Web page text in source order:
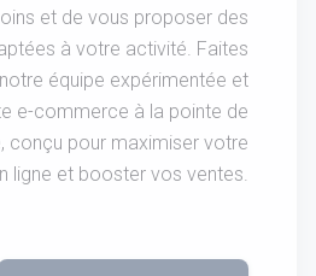
et de vous proposer des
à votre activité. Faites
équipe expérimentée et
e-commerce à la pointe de
conçu pour maximiser votre
ligne et booster vos ventes.